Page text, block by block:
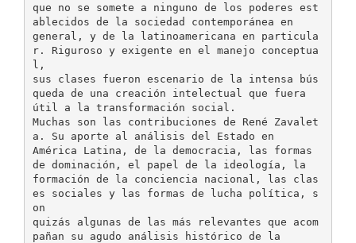
que no se somete a ninguno de los poderes est
ablecidos de la sociedad contemporánea en
general, y de la latinoamericana en particula
r. Riguroso y exigente en el manejo conceptua
l,
sus clases fueron escenario de la intensa bús
queda de una creación intelectual que fuera
útil a la transformación social.
Muchas son las contribuciones de René Zavalet
a. Su aporte al análisis del Estado en
América Latina, de la democracia, las formas
de dominación, el papel de la ideología, la
formación de la conciencia nacional, las clas
es sociales y las formas de lucha política, s
on
quizás algunas de las más relevantes que acom
pañan su agudo análisis histórico de la